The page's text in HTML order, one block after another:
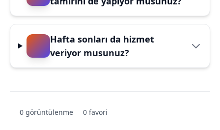
Hafta sonları da hizmet
veriyor musunuz?
0 görüntülenme 0 favori